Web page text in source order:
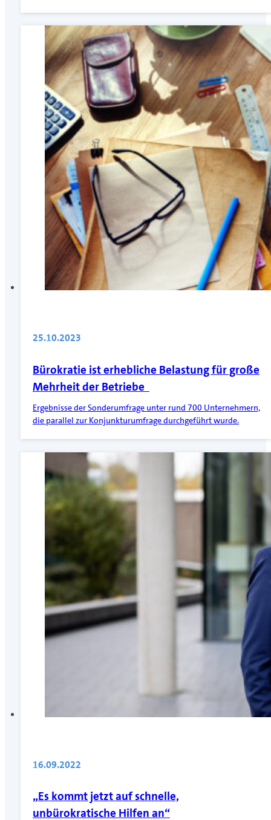
25.10.2023
Bürokratie ist erhebliche Belastung für große
Mehrheit der Betriebe
Ergebnisse der Sonderumfrage unter rund 700 Unternehmern,
die parallel zur Konjunkturumfrage durchgeführt wurde.
16.09.2022
„Es kommt jetzt auf schnelle,
unbürokratische Hilfen an“